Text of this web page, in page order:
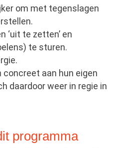
om met tegenslagen
‘uit te zetten’ en
te sturen.
aan hun eigen
daardoor weer in regie in
programma